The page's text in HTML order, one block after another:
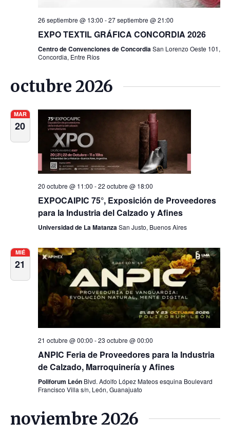
26 septiembre @ 13:00 -27 septiembre @ 21:00
EXPO TEXTIL GRÁFICA CONCORDIA 2026
Centro de Convenciones de ConcordiaSan Lorenzo Oeste 101,
Concordia, Entre Ríos
octubre 2026
MAR
20
20 octubre @ 11:00 -22 octubre @ 18:00
EXPOCAIPIC 75°, Exposición de Proveedores
para la Industria del Calzado y Afines
Universidad de La Matanza San Justo, Buenos Aires
MIÉ
21
21 octubre @ 00:00 -23 octubre @ 00:00
ANPIC Feria de Proveedores para la Industria
de Calzado, Marroquinería y Afines
Poliforum León Blvd. Adolfo López Mateos esquina Boulevard
Francisco Villa s/n, León, Guanajuato
noviembre 2026